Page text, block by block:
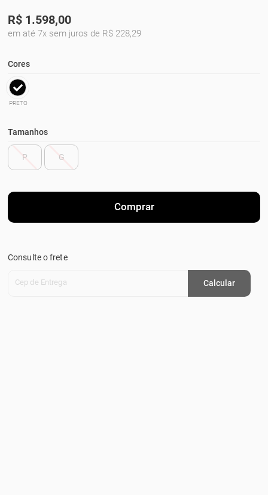
R$ 1.598,00
em até 7x sem juros de R$ 228,29
Cores
PRETO
Tamanhos
P G
Comprar
Consulte o frete
Cep de Entrega Calcular